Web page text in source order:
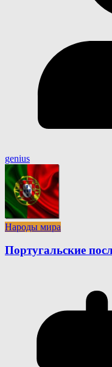
genius
Народы мира
Португальские